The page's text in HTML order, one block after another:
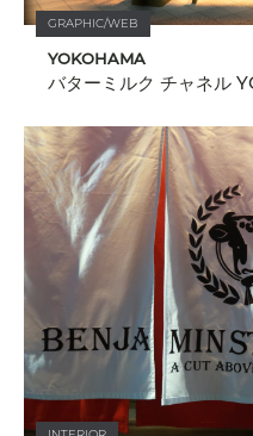
GRAPHIC/WEB
YOKOHAMA
バターミルク チャネル